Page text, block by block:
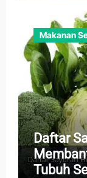
Makanan
Daftar
Tubuh